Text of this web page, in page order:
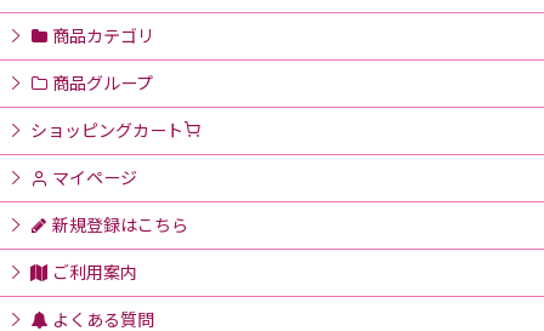
商品カテゴリ
商品グループ
ショッピングカート
マイページ
新規登録はこちら
ご利用案内
よくある質問